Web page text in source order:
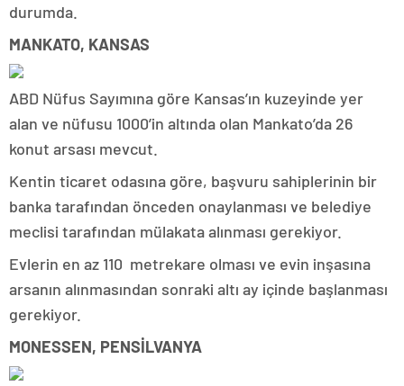
durumda.
MANKATO, KANSAS
ABD Nüfus Sayımına göre Kansas’ın kuzeyinde yer
alan ve nüfusu 1000’in altında olan Mankato’da 26
konut arsası mevcut.
Kentin ticaret odasına göre, başvuru sahiplerinin bir
banka tarafından önceden onaylanması ve belediye
meclisi tarafından mülakata alınması gerekiyor.
Evlerin en az 110 metrekare olması ve evin inşasına
arsanın alınmasından sonraki altı ay içinde başlanması
gerekiyor.
MONESSEN, PENSİLVANYA